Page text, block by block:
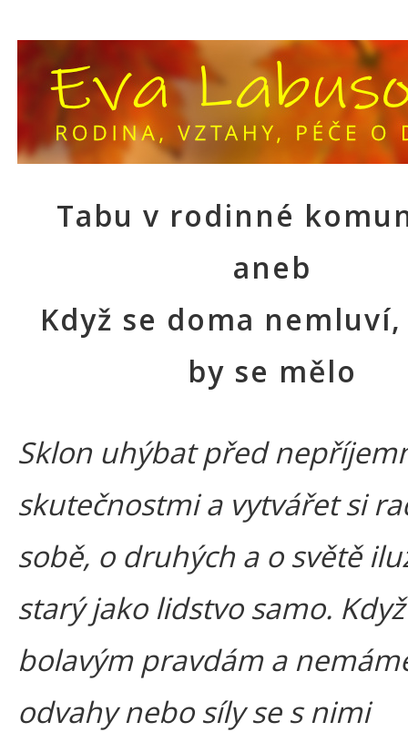
Tabu v rodinné
aneb
Když se doma
by se mělo
Sklon uhýbat před
skutečnostmi a vytvářet si
sobě, o druhých a o světě
starý jako lidstvo samo.
bolavým pravdám a
odvahy nebo síly se s nimi